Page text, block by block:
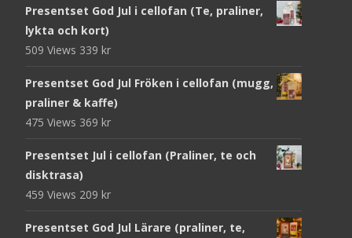
Presentset God Jul i cellofan (Te, praliner,
lykta och kort)
509 Views 339 kr
Presentset God Jul Fröken i cellofan (mugg,
praliner & kaffe)
475 Views 369 kr
Presentset Jul i cellofan (Praliner, te och
disktrasa)
459 Views 209 kr
Presentset God Jul Lärare (praliner, te,